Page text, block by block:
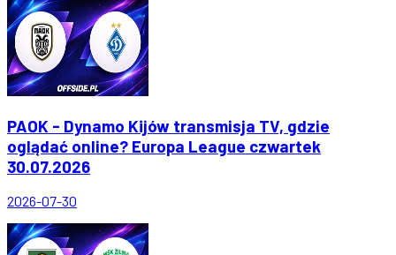
PAOK - Dynamo Kijów transmisja TV, gdzie
oglądać online? Europa League czwartek
30.07.2026
2026-07-30